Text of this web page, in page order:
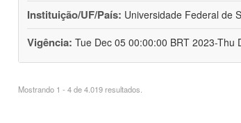
Instituição/UF/País: Universidade Federal de
Vigência: Tue Dec 05 00:00:00 BRT 2023-Thu
Mostrando 1 - 4 de 4.019 resultados.